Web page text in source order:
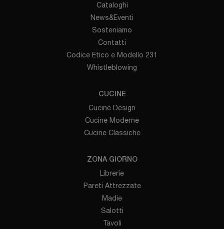
Cataloghi
News&Eventi
Sosteniamo
Contatti
Codice Etico e Modello 231
Whistleblowing
CUCINE
Cucine Design
Cucine Moderne
Cucine Classiche
ZONA GIORNO
Librerie
Pareti Attrezzate
Madie
Salotti
Tavoli